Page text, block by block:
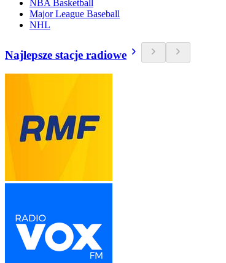
NBA Basketball
Major League Baseball
NHL
Najlepsze stacje radiowe